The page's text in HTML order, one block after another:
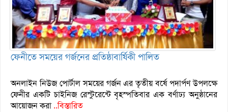
ফেনীতে সময়ের গর্জনের প্রতিষ্ঠাবার্ষিকী পালিত
অনলাইন নিউজ পোর্টাল সময়ের গর্জন এর তৃতীয় বর্ষে পদার্পণ উপলক্ষে
ফেনীর একটি চাইনিজ রেস্টুরেন্টে বৃহস্পতিবার এক বর্ণাঢ্য অনুষ্ঠানের
আয়োজন করা..বিস্তারিত